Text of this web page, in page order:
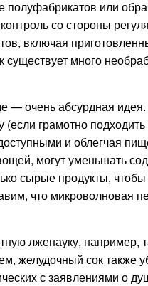
полуфабрикатов или
со стороны
включая
существует много
— очень абсурдная
грамотно
и облегчая
могут уменьшать
сырые продукты,
что микроволновая
лженауку, например,
желудочный сок также
с заявлениями о